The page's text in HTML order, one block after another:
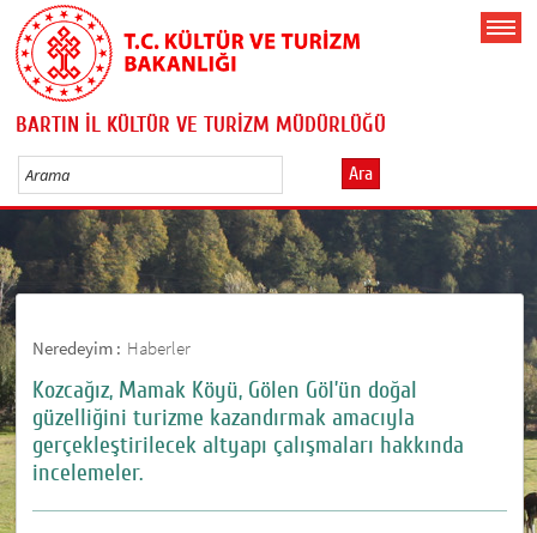
BARTIN İL KÜLTÜR VE TURİZM MÜDÜRLÜĞÜ
Ara
Neredeyim : Haberler
Kozcağız, Mamak Köyü, Gölen Göl’ün doğal
güzelliğini turizme kazandırmak amacıyla
gerçekleştirilecek altyapı çalışmaları hakkında
incelemeler.